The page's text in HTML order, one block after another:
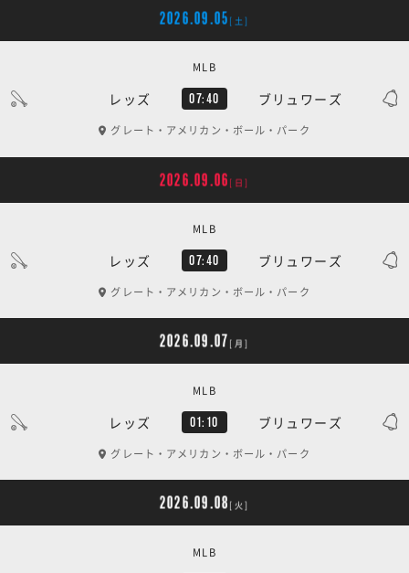
2026.09.05 [土]
レッズ 07:40 ブリュワーズ
MLB
グレート・アメリカン・ボール・パーク
2026.09.06 [日]
レッズ 07:40 ブリュワーズ
MLB
グレート・アメリカン・ボール・パーク
2026.09.07 [月]
レッズ 01:10 ブリュワーズ
MLB
グレート・アメリカン・ボール・パーク
2026.09.08 [火]
MLB